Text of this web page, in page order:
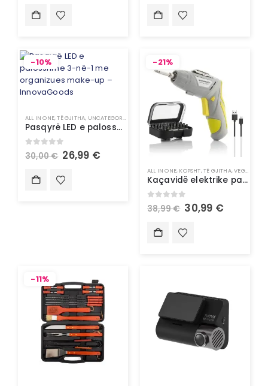
-10%
ALL IN ONE,TË GJITHA, UNCATEGORIZED
Pasqyrë LED e palosshme 3-në-1 me organizues make-up – InnovaGoods
out of 5
30,00€ 26,99 €
-21%
ALL IN ONE, KOPSHT,TË GJITHA,VEGLA PUNE
Kaçavidë elektrike pa kallbo me shumë pozicione me aksesorë – InnovaGoods
out of 5
38,99€ 30,99 €
-11%